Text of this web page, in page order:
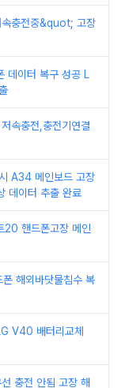
충전중&quot; 고장
데이터 복구 성공 L
속충전,충전기연결
A34 메인보드 고장
데이터 추출 완료
20 핸드폰고장 메인
해외바닷물침수 복
V40 배터리교체
충전 안됨 고장 해